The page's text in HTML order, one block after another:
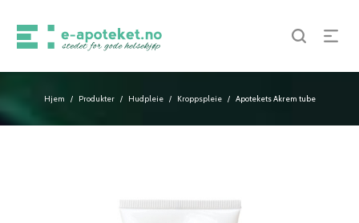
Hjem / Produkter / Hudpleie / Kroppspleie / Apotekets Akrem tube